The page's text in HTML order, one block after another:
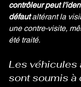
contrôleur peut
défaut altérant la
une contre-visite,
été traité.
Les véhicules
sont soumis à